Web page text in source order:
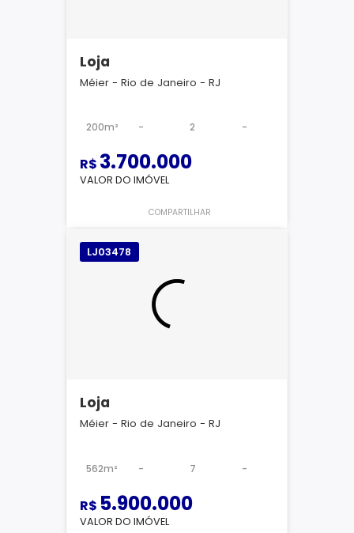
Loja
Méier - Rio de Janeiro - RJ
200m² - 2 -
R$ 3.700.000
VALOR DO IMÓVEL
COMPARTILHAR
LJ03478
Loja
Méier - Rio de Janeiro - RJ
562m² - 7 -
R$ 5.900.000
VALOR DO IMÓVEL